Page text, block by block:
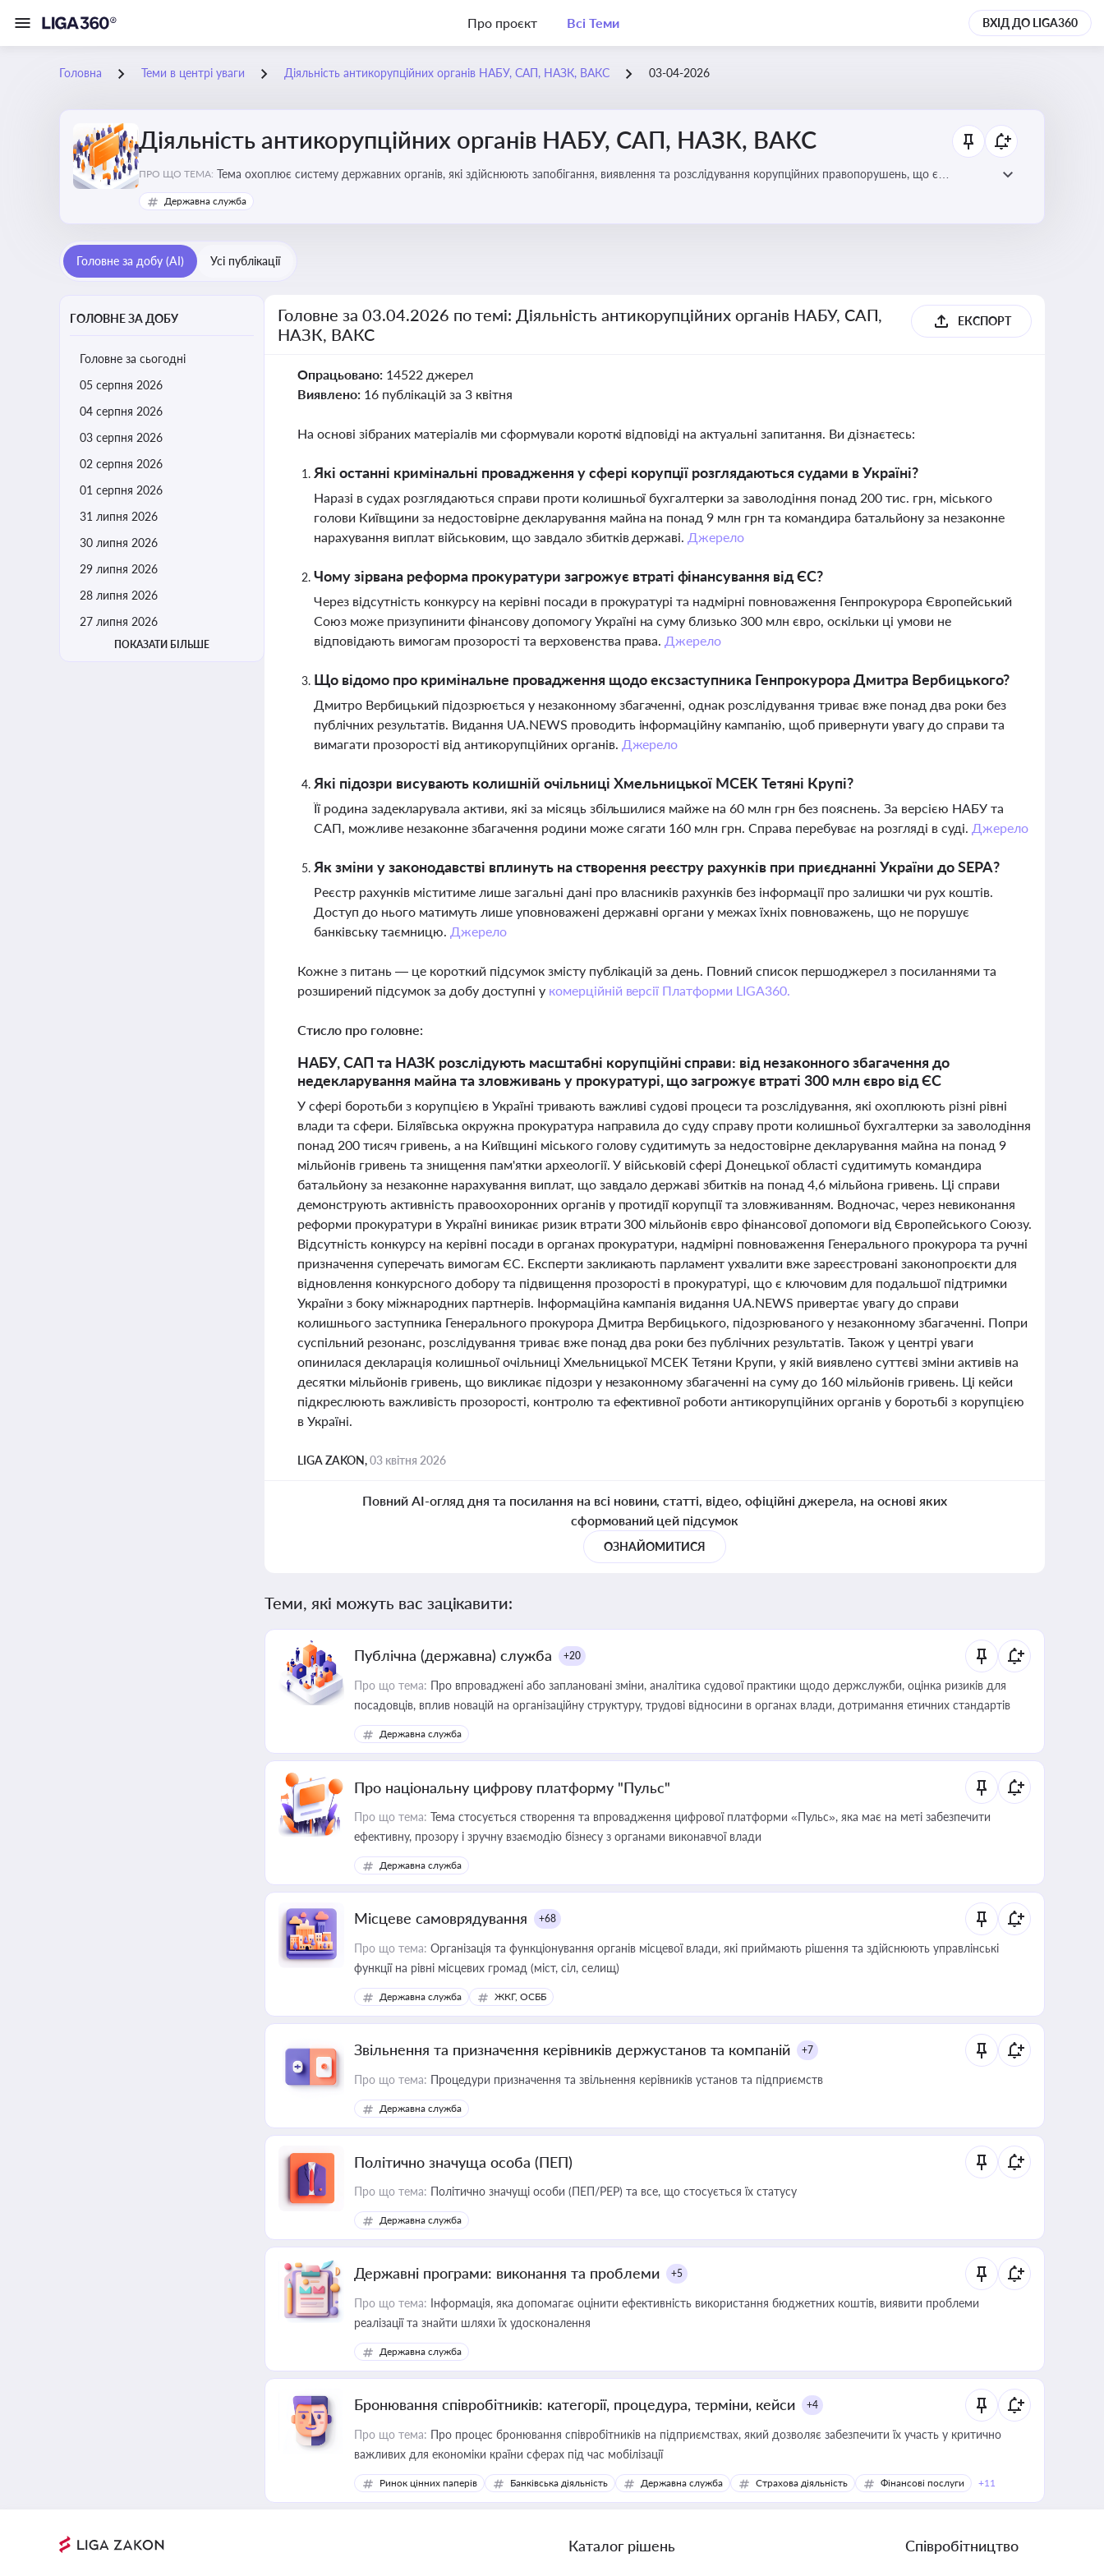
Про проєкт Всі Теми ВХІД ДО LIGA360
Головна Теми в центрі уваги Діяльність антикорупційних органів НАБУ, САП, НАЗК, ВАКС 03-04-2026
Діяльність антикорупційних органів НАБУ, САП, НАЗК, ВАКС
ПРО ЩО ТЕМА: Тема охоплює систему державних органів, які здійснюють запобігання, виявлення та розслідування корупційних правопорушень, що є
ключовим елементом забезпечення прозорості й доброчесності у державному управлінні та бізнесі
Державна служба
Головне за добу (AI) Усі публікації
ГОЛОВНЕ ЗА ДОБУ
Головне за сьогодні
05 серпня 2026
04 серпня 2026
03 серпня 2026
02 серпня 2026
01 серпня 2026
31 липня 2026
30 липня 2026
29 липня 2026
28 липня 2026
27 липня 2026
ПОКАЗАТИ БІЛЬШЕ
Головне за 03.04.2026 по темі: Діяльність антикорупційних органів НАБУ, САП,
НАЗК, ВАКС
ЕКСПОРТ
Опрацьовано: 14522 джерел
Виявлено: 16 публікацій за 3 квітня
На основі зібраних матеріалів ми сформували короткі відповіді на актуальні запитання. Ви дізнаєтесь:
Які останні кримінальні провадження у сфері корупції розглядаються судами в Україні?
Наразі в судах розглядаються справи проти колишньої бухгалтерки за заволодіння понад 200 тис. грн, міського
голови Київщини за недостовірне декларування майна на понад 9 млн грн та командира батальйону за незаконне
нарахування виплат військовим, що завдало збитків державі. Джерело
Чому зірвана реформа прокуратури загрожує втраті фінансування від ЄС?
Через відсутність конкурсу на керівні посади в прокуратурі та надмірні повноваження Генпрокурора Європейський
Союз може призупинити фінансову допомогу Україні на суму близько 300 млн євро, оскільки ці умови не
відповідають вимогам прозорості та верховенства права. Джерело
Що відомо про кримінальне провадження щодо ексзаступника Генпрокурора Дмитра Вербицького?
Дмитро Вербицький підозрюється у незаконному збагаченні, однак розслідування триває вже понад два роки без
публічних результатів. Видання UA.NEWS проводить інформаційну кампанію, щоб привернути увагу до справи та
вимагати прозорості від антикорупційних органів. Джерело
Які підозри висувають колишній очільниці Хмельницької МСЕК Тетяні Крупі?
Її родина задекларувала активи, які за місяць збільшилися майже на 60 млн грн без пояснень. За версією НАБУ та
САП, можливе незаконне збагачення родини може сягати 160 млн грн. Справа перебуває на розгляді в суді. Джерело
Як зміни у законодавстві вплинуть на створення реєстру рахунків при приєднанні України до SEPA?
Реєстр рахунків міститиме лише загальні дані про власників рахунків без інформації про залишки чи рух коштів.
Доступ до нього матимуть лише уповноважені державні органи у межах їхніх повноважень, що не порушує
банківську таємницю. Джерело
Кожне з питань — це короткий підсумок змісту публікацій за день. Повний список першоджерел з посиланнями та
розширений підсумок за добу доступні у комерційній версії Платформи LIGA360.
Стисло про головне:
НАБУ, САП та НАЗК розслідують масштабні корупційні справи: від незаконного збагачення до
недекларування майна та зловживань у прокуратурі, що загрожує втраті 300 млн євро від ЄС
У сфері боротьби з корупцією в Україні тривають важливі судові процеси та розслідування, які охоплюють різні рівні
влади та сфери. Біляївська окружна прокуратура направила до суду справу проти колишньої бухгалтерки за заволодіння
понад 200 тисяч гривень, а на Київщині міського голову судитимуть за недостовірне декларування майна на понад 9
мільйонів гривень та знищення пам'ятки археології. У військовій сфері Донецької області судитимуть командира
батальйону за незаконне нарахування виплат, що завдало державі збитків на понад 4,6 мільйона гривень. Ці справи
демонструють активність правоохоронних органів у протидії корупції та зловживанням. Водночас, через невиконання
реформи прокуратури в Україні виникає ризик втрати 300 мільйонів євро фінансової допомоги від Європейського Союзу.
Відсутність конкурсу на керівні посади в органах прокуратури, надмірні повноваження Генерального прокурора та ручні
призначення суперечать вимогам ЄС. Експерти закликають парламент ухвалити вже зареєстровані законопроєкти для
відновлення конкурсного добору та підвищення прозорості в прокуратурі, що є ключовим для подальшої підтримки
України з боку міжнародних партнерів. Інформаційна кампанія видання UA.NEWS привертає увагу до справи
колишнього заступника Генерального прокурора Дмитра Вербицького, підозрюваного у незаконному збагаченні. Попри
суспільний резонанс, розслідування триває вже понад два роки без публічних результатів. Також у центрі уваги
опинилася декларація колишньої очільниці Хмельницької МСЕК Тетяни Крупи, у якій виявлено суттєві зміни активів на
десятки мільйонів гривень, що викликає підозри у незаконному збагаченні на суму до 160 мільйонів гривень. Ці кейси
підкреслюють важливість прозорості, контролю та ефективної роботи антикорупційних органів у боротьбі з корупцією
в Україні.
LIGA ZAKON,03 квітня 2026
Повний AI-огляд дня та посилання на всі новини, статті, відео, офіційні джерела, на основі яких
сформований цей підсумок
ОЗНАЙОМИТИСЯ
Теми, які можуть вас зацікавити:
Публічна (державна) служба +20
Про що тема: Про впроваджені або заплановані зміни, аналітика судової практики щодо держслужби, оцінка ризиків для
посадовців, вплив новацій на організаційну структуру, трудові відносини в органах влади, дотримання етичних стандартів
Державна служба
Про національну цифрову платформу "Пульс"
Про що тема: Тема стосується створення та впровадження цифрової платформи «Пульс», яка має на меті забезпечити
ефективну, прозору і зручну взаємодію бізнесу з органами виконавчої влади
Державна служба
Місцеве самоврядування +68
Про що тема: Організація та функціонування органів місцевої влади, які приймають рішення та здійснюють управлінські
функції на рівні місцевих громад (міст, сіл, селищ)
Державна служба ЖКГ, ОСББ
Звільнення та призначення керівників держустанов та компаній +7
Про що тема: Процедури призначення та звільнення керівників установ та підприємств
Державна служба
Політично значуща особа (ПЕП)
Про що тема: Політично значущі особи (ПЕП/PEP) та все, що стосується їх статусу
Державна служба
Державні програми: виконання та проблеми +5
Про що тема: Інформація, яка допомагає оцінити ефективність використання бюджетних коштів, виявити проблеми
реалізації та знайти шляхи їх удосконалення
Державна служба
Бронювання співробітників: категорії, процедура, терміни, кейси +4
Про що тема: Про процес бронювання співробітників на підприємствах, який дозволяє забезпечити їх участь у критично
важливих для економіки країни сферах під час мобілізації
Ринок цінних паперів Банківська діяльність Державна служба Страхова діяльність Фінансові послуги +11
Каталог рішень Співробітництво